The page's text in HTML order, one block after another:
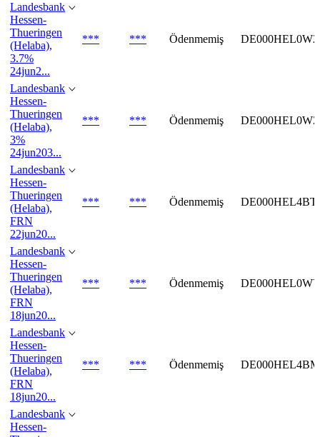
Landesbank
Hessen-
Thueringen
(Helaba),
3.7%
24jun2...
*** *** Ödenmemiş
Landesbank
Hessen-
Thueringen
(Helaba),
3%
24jun203...
*** *** Ödenmemiş
Landesbank
Hessen-
Thueringen
(Helaba),
FRN
22jun20...
*** *** Ödenmemiş
Landesbank
Hessen-
Thueringen
(Helaba),
FRN
18jun20...
*** *** Ödenmemiş
Landesbank
Hessen-
Thueringen
(Helaba),
FRN
18jun20...
*** *** Ödenmemiş
Landesbank
Hessen-